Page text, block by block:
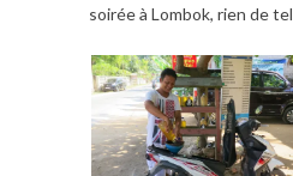
soirée à Lombok, rien de